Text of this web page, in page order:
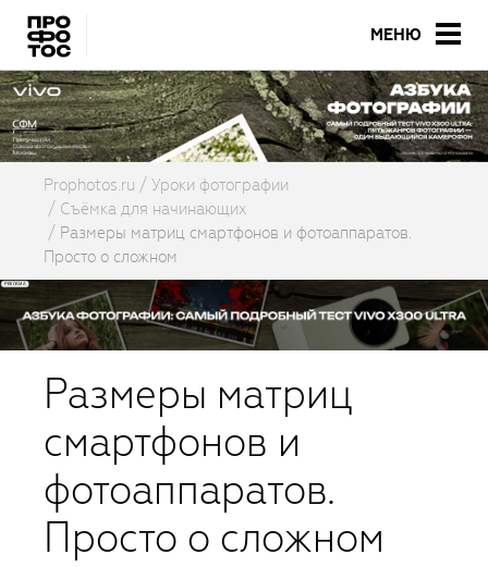
МЕНЮ
Prophotos.ru
Уроки фотографии
Съёмка для начинающих
Размеры матриц смартфонов и фотоаппаратов.
Просто о сложном
Размеры матриц
смартфонов и
фотоаппаратов.
Просто о сложном